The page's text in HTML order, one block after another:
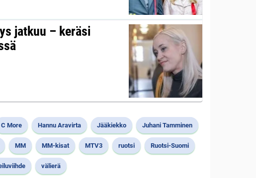
jatkuu – keräsi
C More Hannu Aravirta Jääkiekko Juhani Tamminen
MM MM-kisat MTV3 ruotsi Ruotsi-Suomi
välierä